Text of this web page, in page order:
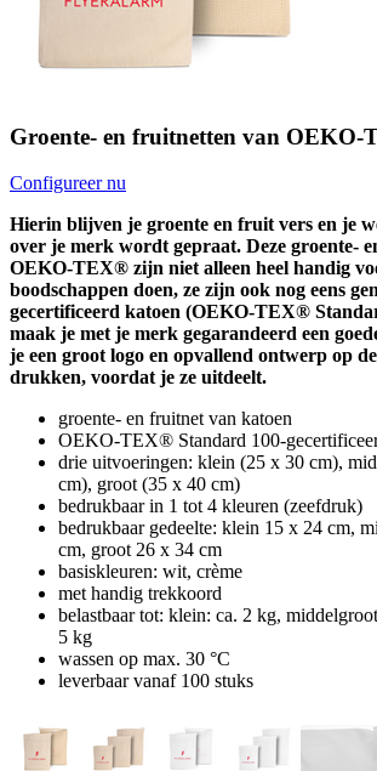
Groente- en fruitnetten van OEKO-
Configureer nu
Hierin blijven je groente en fruit vers en je
over je merk wordt gepraat. Deze groente-
OEKO-TEX® zijn niet alleen heel handig
boodschappen doen, ze zijn ook nog eens
gecertificeerd katoen (OEKO-TEX®
maak je met je merk gegarandeerd een
je een groot logo en opvallend ontwerp op
drukken, voordat je ze uitdeelt.
groente- en fruitnet van katoen
OEKO-TEX® Standard 100-
drie uitvoeringen: klein (25 x 30 cm),
cm), groot (35 x 40 cm)
bedrukbaar in 1 tot 4 kleuren (zeefdruk)
bedrukbaar gedeelte: klein 15 x 24 cm,
cm, groot 26 x 34 cm
basiskleuren: wit, crème
met handig trekkoord
belastbaar tot: klein: ca. 2 kg,
5 kg
wassen op max. 30 °C
leverbaar vanaf 100 stuks